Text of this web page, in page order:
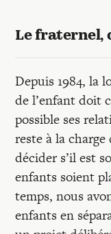
Le fraternel,
Depuis 1984, la
de l’enfant doit
possible ses
reste à la
décider s’il est
enfants soient
temps, nous
enfants en